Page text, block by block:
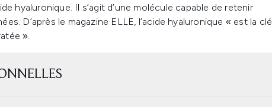
hyaluronique. Il s’agit d’une molécule capable de retenir
D’après le magazine ELLE, l’acide hyaluronique « est la clé
».